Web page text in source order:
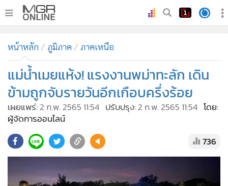
ทันเหตุการณ์
• ภาคใต้
• ภูมิภาค
Online Section
• บันเทิง
• ผู้จัดการรายวัน
• คอลัมนิสต์
CbizReview
หน้าหลัก ภูมิภาค ภาคเหนือ
แม่น้ำเมยแห้ง! แรงงานพม่าทะลัก เดิน
ข้ามถูกจับรายวันอีกเกือบครึ่งร้อย
เผยแพร่: 2 ก.พ. 2565 11:54 ปรับปรุง: 2 ก.พ. 2565 11:54 โดย:
ผู้จัดการออนไลน์
736